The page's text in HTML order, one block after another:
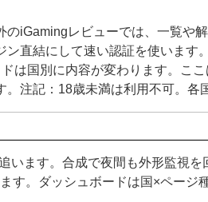
iGamingレビューでは、一覧や
直結にして速い認証を使います
は国別に内容が変わります。こ
注記：18歳未満は利用不可。各
います。合成で夜間も外形監視
す。ダッシュボードは国×ページ